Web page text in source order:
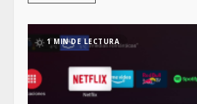
1 MIN DE LECTURA